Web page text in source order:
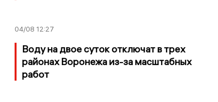
04/08 12:27
Воду на двое суток отключат в трех
районах Воронежа из-за масштабных
работ